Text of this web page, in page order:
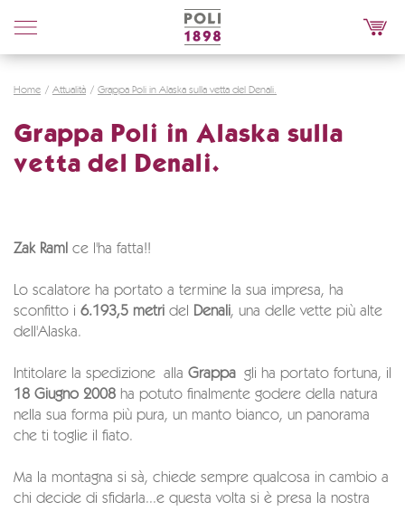
Poli
Distillerie
Home Attualità Grappa Poli in Alaska sulla vetta del Denali.
Grappa Poli in Alaska sulla
vetta del Denali.
Zak Raml ce l'ha fatta!!
Lo scalatore ha portato a termine la sua impresa, ha
sconfitto i 6.193,5 metri del Denali, una delle vette più alte
dell'Alaska.
Intitolare la spedizione alla Grappa gli ha portato fortuna, il
18 Giugno 2008 ha potuto finalmente godere della natura
nella sua forma più pura, un manto bianco, un panorama
che ti toglie il fiato.
Ma la montagna si sà, chiede sempre qualcosa in cambio a
chi decide di sfidarla...e questa volta si è presa la nostra